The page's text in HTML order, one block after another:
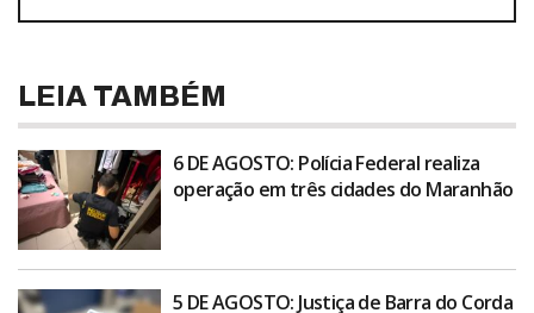
LEIA TAMBÉM
6 DE AGOSTO: Polícia Federal realiza
operação em três cidades do Maranhão
5 DE AGOSTO: Justiça de Barra do Corda